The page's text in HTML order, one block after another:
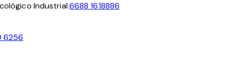
Industrial.6688 1618886
6256